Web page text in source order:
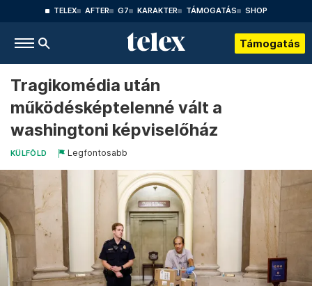
TELEX AFTER G7 KARAKTER TÁMOGATÁS SHOP
Támogatás
Tragikomédia után
működésképtelenné vált a
washingtoni képviselőház
KÜLFÖLD Legfontosabb